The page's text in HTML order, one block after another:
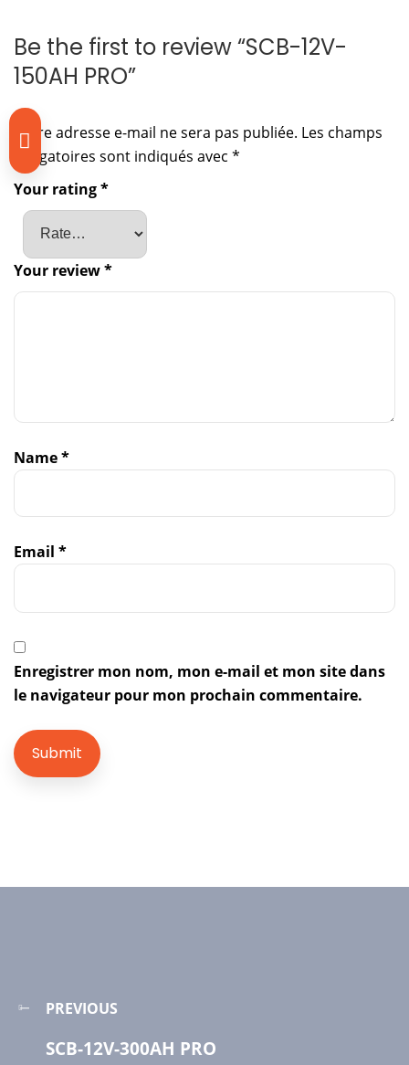
Be the first to review “SCB-12V-
150AH PRO”
Votre adresse e-mail ne sera pas publiée. Les champs
obligatoires sont indiqués avec *
Your rating*
Your review*
Name*
Email *
Enregistrer mon nom, mon e-mail et mon site dans
le navigateur pour mon prochain commentaire.
PREVIOUS
SCB-12V-300AH PRO